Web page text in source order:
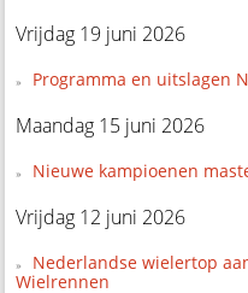
Vrijdag 19 juni 2026
Programma en uitslagen
Maandag 15 juni 2026
Nieuwe kampioenen
Vrijdag 12 juni 2026
Nederlandse wielertop
Wielrennen